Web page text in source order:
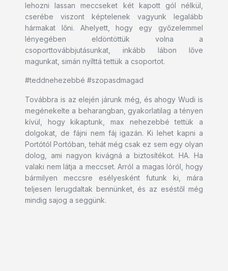
lehozni lassan meccseket két kapott gól nélkül,
cserébe viszont képtelenek vagyunk legalább
hármakat lőni. Ahelyett, hogy egy győzelemmel
lényegében eldöntöttük volna a
csoporttovábbjutásunkat, inkább lábon lőve
magunkat, simán nyílttá tettük a csoportot.
#teddnehezebbé #szopasdmagad
Továbbra is az elején járunk még, és ahogy Wudi is
megénekelte a beharangban, gyakorlatilag a tényen
kívül, hogy kikaptunk, max nehezebbé tettük a
dolgokat, de fájni nem fáj igazán. Ki lehet kapni a
Portótól Portóban, tehát még csak ez sem egy olyan
dolog, ami nagyon kivágná a biztosítékot. HA. Ha
valaki nem látja a meccset. Arról a magas lóról, hogy
bármilyen meccsre esélyesként futunk ki, mára
teljesen lerugdaltak bennünket, és az eséstől még
mindig sajog a seggünk.